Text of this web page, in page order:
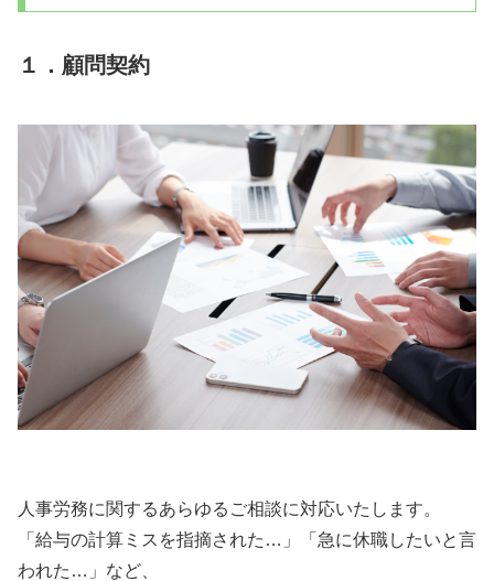
１．顧問契約
人事労務に関するあらゆるご相談に対応いたします。
「給与の計算ミスを指摘された…」「急に休職したいと言
われた…」など、